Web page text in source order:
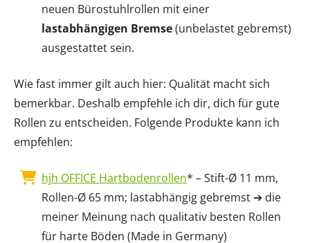
neuen Bürostuhlrollen mit einer
lastabhängigen Bremse(unbelastet gebremst)
ausgestattet sein.
Wie fast immer gilt auch hier: Qualität macht sich
bemerkbar. Deshalb empfehle ich dir, dich für gute
Rollen zu entscheiden. Folgende Produkte kann ich
empfehlen:
hjh OFFICE Hartbodenrollen* – Stift-Ø 11 mm,
Rollen-Ø 65 mm; lastabhängig gebremst ➔ die
meiner Meinung nach qualitativ besten Rollen
für harte Böden (Made in Germany)